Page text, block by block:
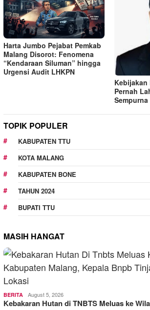
Harta Jumbo Pejabat Pemkab
Malang Disorot: Fenomena
“Kendaraan Siluman” hingga
Urgensi Audit LHKPN
Pernah
Sempurna
TOPIK POPULER
KABUPATEN TTU
KOTA MALANG
KABUPATEN BONE
TAHUN 2024
BUPATI TTU
MASIH HANGAT
BERITA August 5, 2026
Kebakaran Hutan di TNBTS Meluas ke